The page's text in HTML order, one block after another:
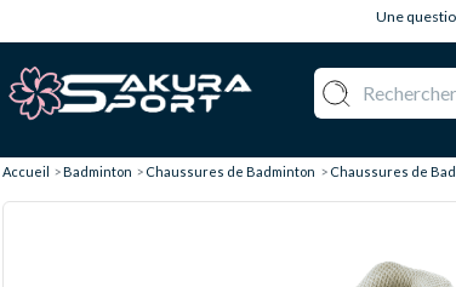
Une
Accueil Badminton Chaussures de Badminton Chaussures de